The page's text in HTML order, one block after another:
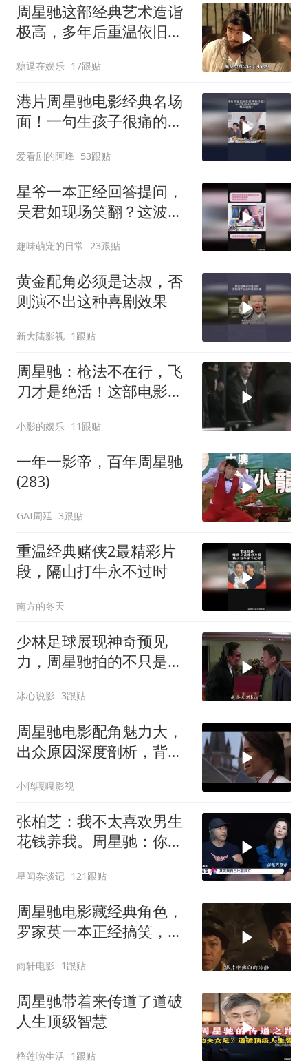
周星驰这部经典艺术造诣
极高，多年后重温依旧动
糖逗在娱乐 17跟贴
港片周星驰电影经典名场
面！一句生孩子很痛的，
爱看剧的阿峰 53跟贴
星爷一本正经回答提问，
吴君如现场笑翻？这波反
趣味萌宠的日常 23跟贴
黄金配角必须是达叔，否
则演不出这种喜剧效果
新大陆影视 1跟贴
周星驰：枪法不在行，飞
刀才是绝活！这部电影你
小影的娱乐 11跟贴
一年一影帝，百年周星驰
(283)
GAI周延 3跟贴
重温经典赌侠2最精彩片
段，隔山打牛永不过时
南方的冬天
少林足球展现神奇预见
力，周星驰拍的不只是喜
冰心说影 3跟贴
周星驰电影配角魅力大，
出众原因深度剖析，背后
小鸭嘎嘎影视
张柏芝：我不太喜欢男生
花钱养我。周星驰：你不
星闻杂谈记 121跟贴
周星驰电影藏经典角色，
罗家英一本正经搞笑，星
雨轩电影 1跟贴
周星驰带着来传道了道破
人生顶级智慧
榴莲唠生活 1跟贴